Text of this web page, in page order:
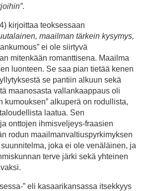
.
kirjoittaa teoksessaan
maailman tärkein kysymys,
ei ole siirtyvä
mitenkään romanttisena. Maailma
luonteen. Se saa pian tietää kenen
se pantiin alkuun sekä
maanosasta vallankaappaus oli
kumouksen” alkuperä on rodullista,
laatua. Sen
onttojen ihmisveljeys-fraasien
rodun maailmanvaltiuspyrkimyksen
joka ei ole venäläinen, ja
terve järki sekä yhteinen
” eli kasaarikansassa itsekkyys